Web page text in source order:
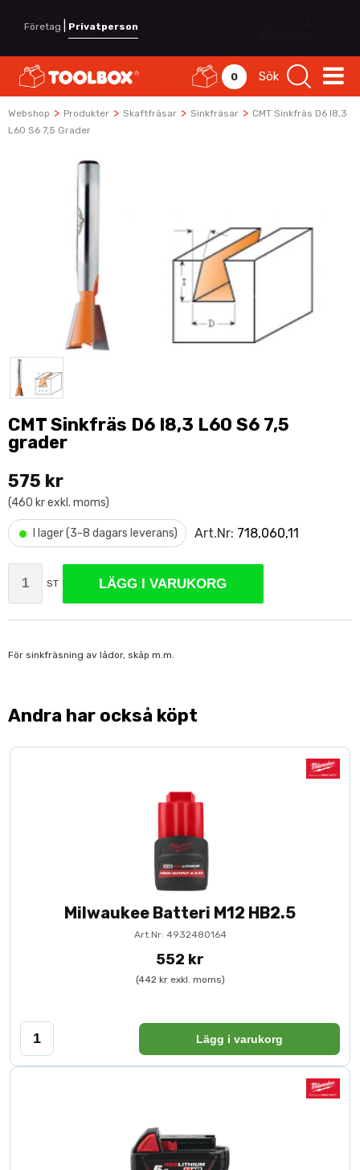
Företag Privatperson
0 Sök
Webshop > Produkter > Skaftfräsar > Sinkfräsar > CMT Sinkfräs D6 I8,3
L60 S6 7,5 Grader
CMT Sinkfräs D6 I8,3 L60 S6 7,5
grader
575 kr
(460 kr exkl. moms)
• I lager (3-8 dagars leverans) Art.Nr: 718,060,11
ST LÄGG I VARUKORG
För sinkfräsning av lådor, skåp m.m.
Andra har också köpt
Milwaukee Batteri M12 HB2.5
Art.Nr: 4932480164
552 kr
(442 kr exkl. moms)
Lägg i varukorg